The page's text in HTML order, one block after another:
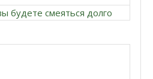
будете смеяться долго